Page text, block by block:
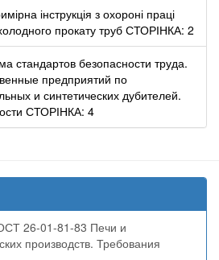
інструкція з охороні праці
прокату труб СТОРІНКА: 2
стандартов безопасности труда.
предприятий по
и синтетических дубителей.
СТОРІНКА: 4
26-01-81-83 Печи и
производств. Требования